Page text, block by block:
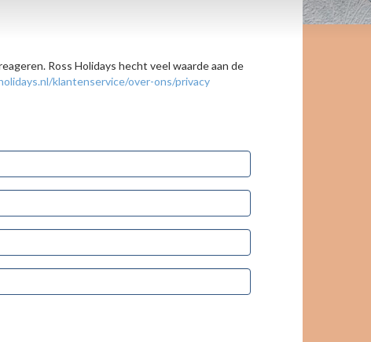
Ross Holidays hecht veel waarde aan de
klantenservice/over-ons/privacy